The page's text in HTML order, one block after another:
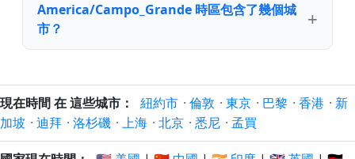
America/Campo_Grande 時區包含了幾個城
市？
現在時間 在 這些城市： 紐約市 · 倫敦 · 東京 · 巴黎 · 香港 · 新
加坡 · 迪拜 · 洛杉磯 · 上海 · 北京 · 悉尼 · 孟買